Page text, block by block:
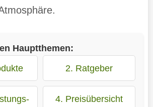
Hauptthemen:
2. Ratgeber
4. Preisübersicht